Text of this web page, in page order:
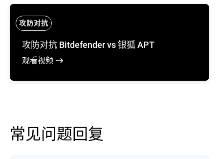
攻防对抗
攻防对抗 Bitdefender vs 银狐 APT
观看视频
常见问题回复